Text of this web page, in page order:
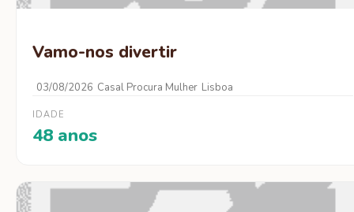
Vamo-nos divertir
03/08/2026 Casal Procura Mulher Lisboa
IDADE
48 anos